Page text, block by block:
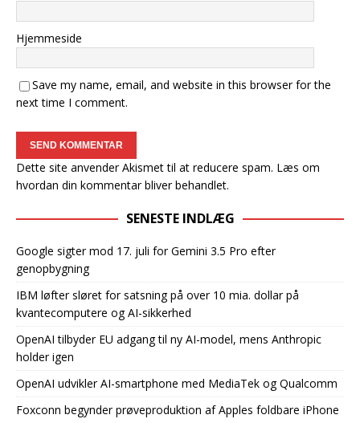
Hjemmeside
Save my name, email, and website in this browser for the
next time I comment.
Dette site anvender Akismet til at reducere spam. Læs om
hvordan din kommentar bliver behandlet.
SENESTE INDLÆG
Google sigter mod 17. juli for Gemini 3.5 Pro efter
genopbygning
IBM løfter sløret for satsning på over 10 mia. dollar på
kvantecomputere og AI-sikkerhed
OpenAI tilbyder EU adgang til ny AI-model, mens Anthropic
holder igen
OpenAI udvikler AI-smartphone med MediaTek og Qualcomm
Foxconn begynder prøveproduktion af Apples foldbare iPhone